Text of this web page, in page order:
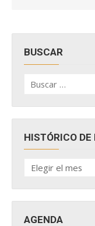
BUSCAR
por:
HISTÓRICO DE
HISTÓRICO
DE
AGENDA